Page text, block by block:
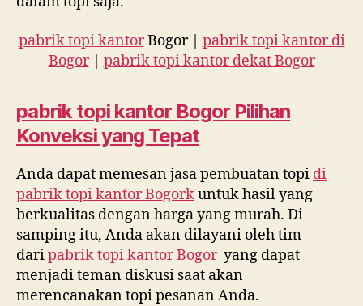
pabrik topi kantorBogor | pabrik topi kantor di
Bogor| pabrik topi kantor dekat Bogor
pabrik topi kantor Bogor Pilihan
Konveksi yang Tepat
Anda dapat memesan jasa pembuatan topi di
pabrik topi kantor Bogorkuntuk hasil yang
berkualitas dengan harga yang murah. Di
samping itu, Anda akan dilayani oleh tim
daripabrik topi kantor Bogoryang dapat
menjadi teman diskusi saat akan
merencanakan topi pesanan Anda.